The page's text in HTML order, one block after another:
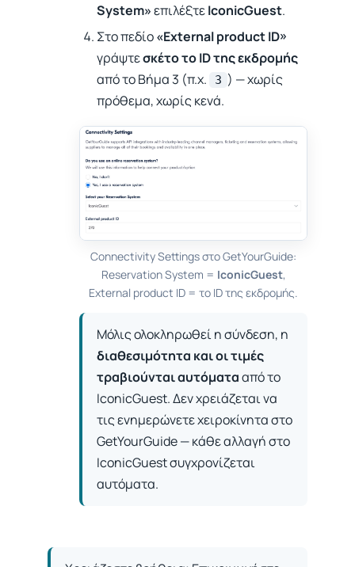
System»επιλέξτεIconicGuest.
Στο πεδίο«External product ID»
γράψτεσκέτο το ID της εκδρομής
από το Βήμα 3 (π.χ.
3 ) — χωρίς
πρόθεμα, χωρίς κενά.
Connectivity Settings στο GetYourGuide:
Reservation System = IconicGuest,
External product ID = το ID της εκδρομής.
Μόλις ολοκληρωθεί η σύνδεση, η
διαθεσιμότητα και οι τιμές
τραβιούνται αυτόματααπό το
IconicGuest. Δεν χρειάζεται να
τις ενημερώνετε χειροκίνητα στο
GetYourGuide — κάθε αλλαγή στο
IconicGuest συγχρονίζεται
αυτόματα.